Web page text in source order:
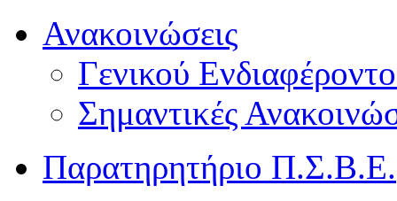
Ανακοινώσεις
Γενικού
Σημαντικές
Παρατηρητήριο Π.Σ.Β.Ε.